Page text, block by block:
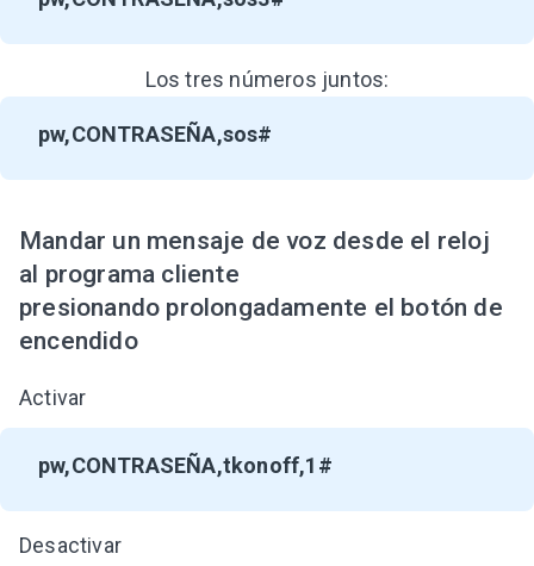
Los tres números juntos:
pw,CONTRASEÑA,sos#
Mandar un mensaje de voz desde el reloj
al programa cliente
presionando prolongadamente el botón de
encendido
Activar
pw,CONTRASEÑA,tkonoff,1#
Desactivar